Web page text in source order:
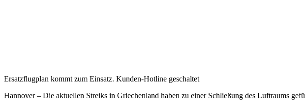
Ersatzflugplan kommt zum Einsatz. Kunden-Hotline geschaltet
Hannover– Die aktuellen Streiks in Griechenland haben zu einer Schließung des Luftraums